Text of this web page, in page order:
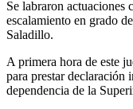
Se labraron actuaciones
escalamiento en grado
Saladillo.
A primera hora de este
para prestar declaración
dependencia de la